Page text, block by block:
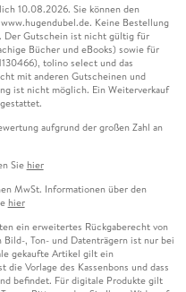
10.08.2026. Sie können den
Keine Bestellung
Der Gutschein ist nicht gültig für
Bücher und eBooks) sowie für
tolino select und das
mit anderen Gutscheinen und
ist nicht möglich. Ein Weiterverkauf
aufgrund der großen Zahl an
Sie hier
MwSt. Informationen über den
hier
ein erweitertes Rückgaberecht von
Bild-, Ton- und Datenträgern ist nur bei
gekaufte Artikel gilt ein
Vorlage des Kassenbons und dass
befindet. Für digitale Produkte gilt